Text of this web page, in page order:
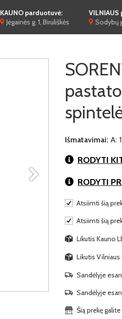
KAUNO parduotuvė:
Jėgainės g. 1, Biruliškės
Sodybų
Išmatavimai: A:
RODYTI
RODYTI
Atsiimti šią
Atsiimti šią
Likutis Kauno
Likutis Vilniaus
Sandėlyje
Sandėlyje
Šią prekę galite